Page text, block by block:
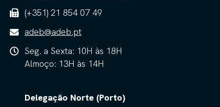
(+351) 21 854 07 49
adeb@adeb.pt
Seg. a Sexta: 10H às 18H
Almoço: 13H às 14H
Delegação Norte (Porto)